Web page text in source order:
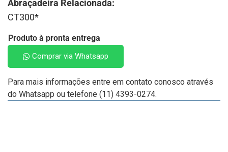
Abraçadeira Relacionada:
CT300*
Produto à pronta entrega
Comprar via Whatsapp
Para mais informações entre em contato conosco através
do Whatsapp ou telefone (11) 4393-0274.